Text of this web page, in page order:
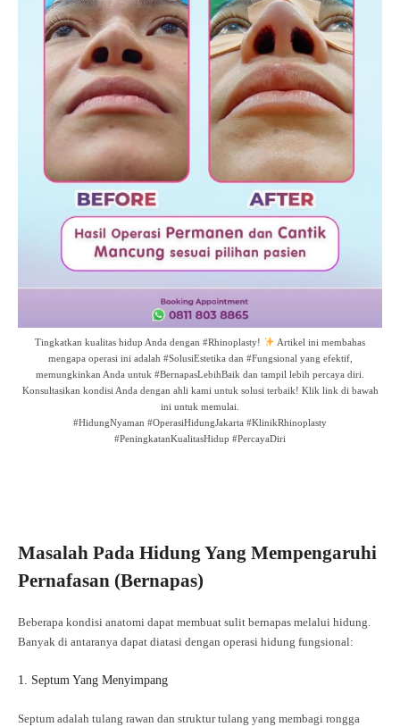
Tingkatkan kualitas hidup Anda dengan #Rhinoplasty!
Artikel ini membahas
mengapa operasi ini adalah #SolusiEstetika dan #Fungsional yang efektif,
memungkinkan Anda untuk #BernapasLebihBaik dan tampil lebih percaya diri.
Konsultasikan kondisi Anda dengan ahli kami untuk solusi terbaik! Klik link di bawah
ini untuk memulai.
#HidungNyaman #OperasiHidungJakarta #KlinikRhinoplasty
#PeningkatanKualitasHidup #PercayaDiri
Masalah Pada Hidung Yang Mempengaruhi
Pernafasan (Bernapas)
Beberapa kondisi anatomi dapat membuat sulit bernapas melalui hidung.
Banyak di antaranya dapat diatasi dengan operasi hidung fungsional:
1. Septum Yang Menyimpang
Septum adalah tulang rawan dan struktur tulang yang membagi rongga